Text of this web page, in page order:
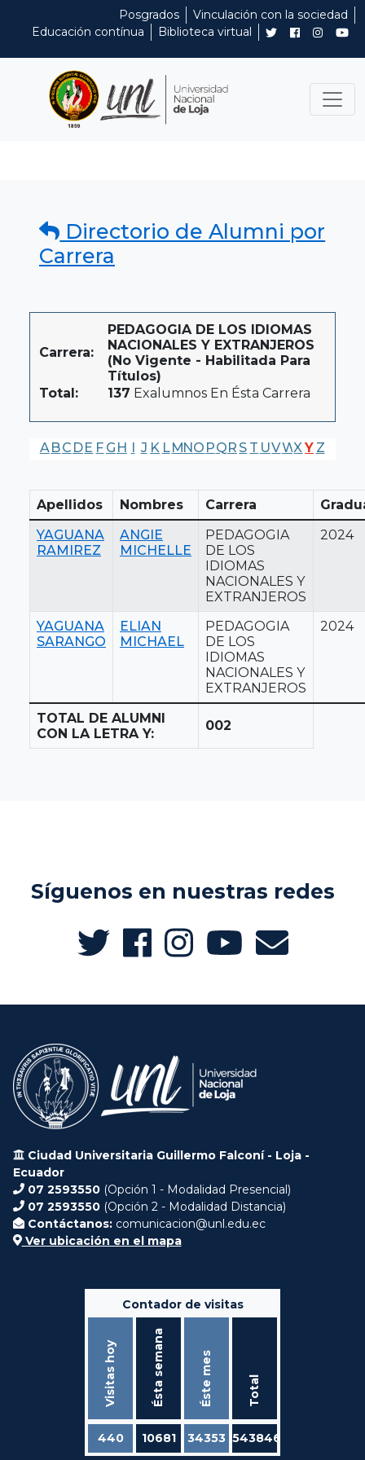
Posgrados
Vinculación con la sociedad
Educación contínua
Biblioteca virtual
Directorio de Alumni por
Carrera
Carrera:
PEDAGOGIA DE LOS IDIOMAS
NACIONALES Y EXTRANJEROS
(No Vigente - Habilitada Para
Títulos)
Total:
137 Exalumnos En Ésta Carrera
A BC DE F G H I J K LMNO PQR S T UVWX Y Z
Apellidos Nombres Carrera
YAGUANA
RAMIREZ
ANGIE
MICHELLE
PEDAGOGIA
DE LOS
IDIOMAS
NACIONALES Y
EXTRANJEROS
2024
YAGUANA
SARANGO
ELIAN
MICHAEL
PEDAGOGIA
DE LOS
IDIOMAS
NACIONALES Y
EXTRANJEROS
2024
TOTAL DE ALUMNI
CON LA LETRA Y:
002
Síguenos en nuestras redes
Ciudad Universitaria Guillermo Falconí - Loja -
Ecuador
07 2593550 (Opción 1 - Modalidad Presencial)
07 2593550 (Opción 2 - Modalidad Distancia)
Contáctanos: comunicacion@unl.edu.ec
Ver ubicación en el mapa
Contador de visitas
Visitas hoy Ésta semana Éste mes Total
440 10681 34353 543846